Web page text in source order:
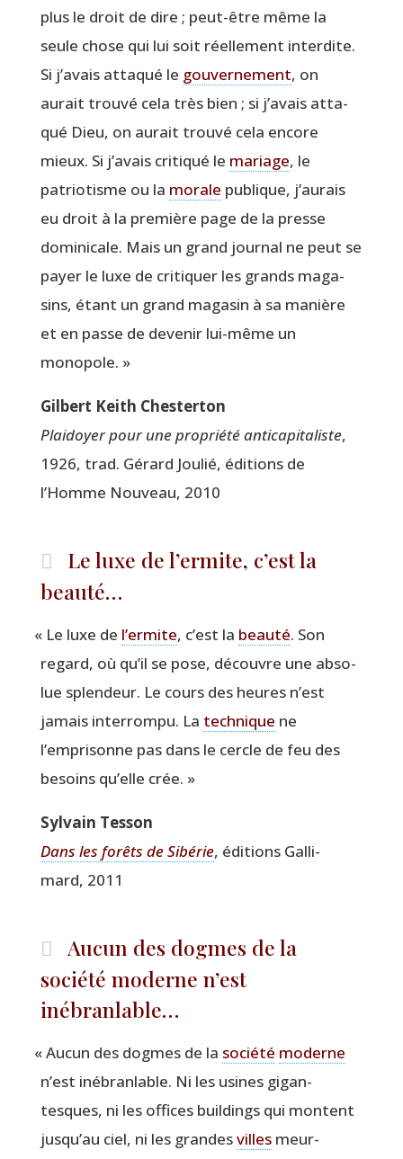
plus le droit de dire ; peut-être même la
seule chose qui lui soit réel­le­ment inter­dite.
Si j’a­vais atta­qué le gou­ver­ne­ment, on
aurait trou­vé cela très bien ; si j’a­vais atta­
qué Dieu, on aurait trou­vé cela encore
mieux. Si j’a­vais cri­ti­qué le mariage, le
patrio­tisme ou la morale publique, j’au­rais
eu droit à la pre­mière page de la presse
domi­ni­cale. Mais un grand jour­nal ne peut se
payer le luxe de cri­ti­quer les grands maga­
sins, étant un grand maga­sin à sa manière
et en passe de deve­nir lui-même un
monopole. »
Gil­bert Keith Chesterton
Plai­doyer pour une pro­prié­té anti­ca­pi­ta­liste,
1926, trad. Gérard Jou­lié, édi­tions de
l’Homme Nou­veau, 2010
Le luxe de l’ermite, c’est la
beauté…
« Le luxe de l’er­mite, c’est la beau­té. Son
regard, où qu’il se pose, découvre une abso­
lue splen­deur. Le cours des heures n’est
jamais inter­rom­pu. La tech­nique ne
l’emprisonne pas dans le cercle de feu des
besoins qu’elle crée. »
Syl­vain Tesson
Dans les forêts de Sibé­rie, édi­tions Gal­li­
mard, 2011
Aucun des dogmes de la
société moderne n’est
inébranlable…
«Aucun des dogmes de la socié­té moderne
n’est inébran­lable. Ni les usines gigan­
tesques, ni les offices buil­dings qui montent
jus­qu’au ciel, ni les grandesvillesmeur­